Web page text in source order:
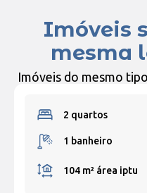
Imóveis
mesma
Imóveis do mesmo
2 quartos
1 banheiro
104 m² área iptu